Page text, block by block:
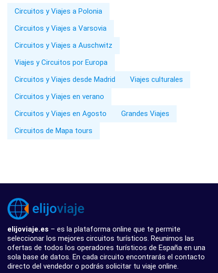
Circuitos y Viajes a Polonia
Circuitos y Viajes a Varsovia
Circuitos y Viajes a Auschwitz
Viajes y Circuitos por Europa
Circuitos y Viajes desde Madrid
Viajes culturales
Circuitos y Viajes en verano
Circuitos y Viajes en Agosto
Grandes Viajes
Circuitos de Mapa tours
elijoviaje.es – es la plataforma online que te permite
seleccionar los mejores circuitos turísticos. Reunimos las
ofertas de todos los operadores turísticos de España en una
sola base de datos. En cada circuito encontrarás el contacto
directo del vendedor o podrás solicitar tu viaje online.